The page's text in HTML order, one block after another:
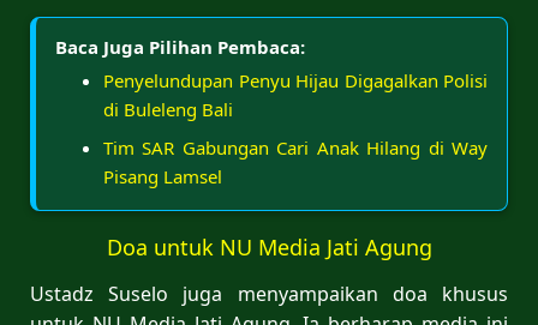
Baca Juga Pilihan Pembaca:
Penyelundupan Penyu Hijau Digagalkan Polisi
di Buleleng Bali
Tim SAR Gabungan Cari Anak Hilang di Way
Pisang Lamsel
Doa untuk NU Media Jati Agung
Ustadz Suselo juga menyampaikan doa khusus